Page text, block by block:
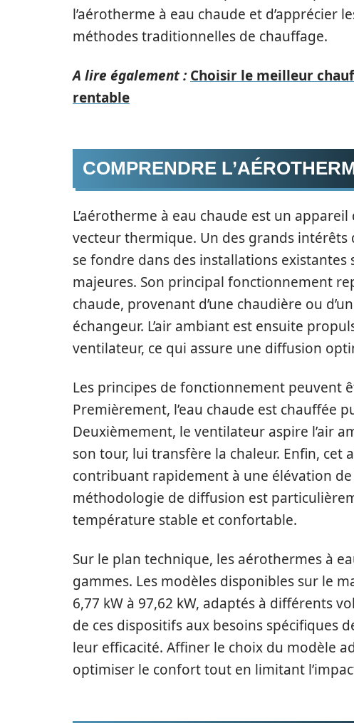
l’aérotherme à eau chaude et d’apprécier
méthodes traditionnelles de chauffage.
A lire également : Choisir le meilleur
rentable
COMPRENDRE
L’aérotherme à eau chaude est un
vecteur thermique. Un des grands intérêts
se fondre dans des installations
majeures. Son principal fonctionnement
chaude, provenant d’une chaudière ou
échangeur. L’air ambiant est ensuite
ventilateur, ce qui assure une diffusion
Les principes de fonctionnement peuvent
Premièrement, l’eau chaude est chauffée
Deuxièmement, le ventilateur aspire l’air
son tour, lui transfère la chaleur. Enfin, cet
contribuant rapidement à une élévation
méthodologie de diffusion est
température stable et confortable.
Sur le plan technique, les aérothermes à
gammes. Les modèles disponibles sur le
6,77 kW à 97,62 kW, adaptés à différents
de ces dispositifs aux besoins spécifiques
leur efficacité. Affiner le choix du modèle
optimiser le confort tout en limitant